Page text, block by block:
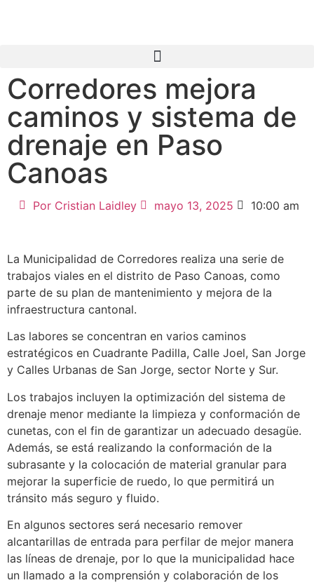
Corredores mejora
caminos y sistema de
drenaje en Paso
Canoas
PorCristian Laidley mayo 13, 2025 10:00 am
La Municipalidad de Corredores realiza una serie de
trabajos viales en el distrito de Paso Canoas, como
parte de su plan de mantenimiento y mejora de la
infraestructura cantonal.
Las labores se concentran en varios caminos
estratégicos en Cuadrante Padilla, Calle Joel, San Jorge
y Calles Urbanas de San Jorge, sector Norte y Sur.
Los trabajos incluyen la optimización del sistema de
drenaje menor mediante la limpieza y conformación de
cunetas, con el fin de garantizar un adecuado desagüe.
Además, se está realizando la conformación de la
subrasante y la colocación de material granular para
mejorar la superficie de ruedo, lo que permitirá un
tránsito más seguro y fluido.
En algunos sectores será necesario remover
alcantarillas de entrada para perfilar de mejor manera
las líneas de drenaje, por lo que la municipalidad hace
un llamado a la comprensión y colaboración de los